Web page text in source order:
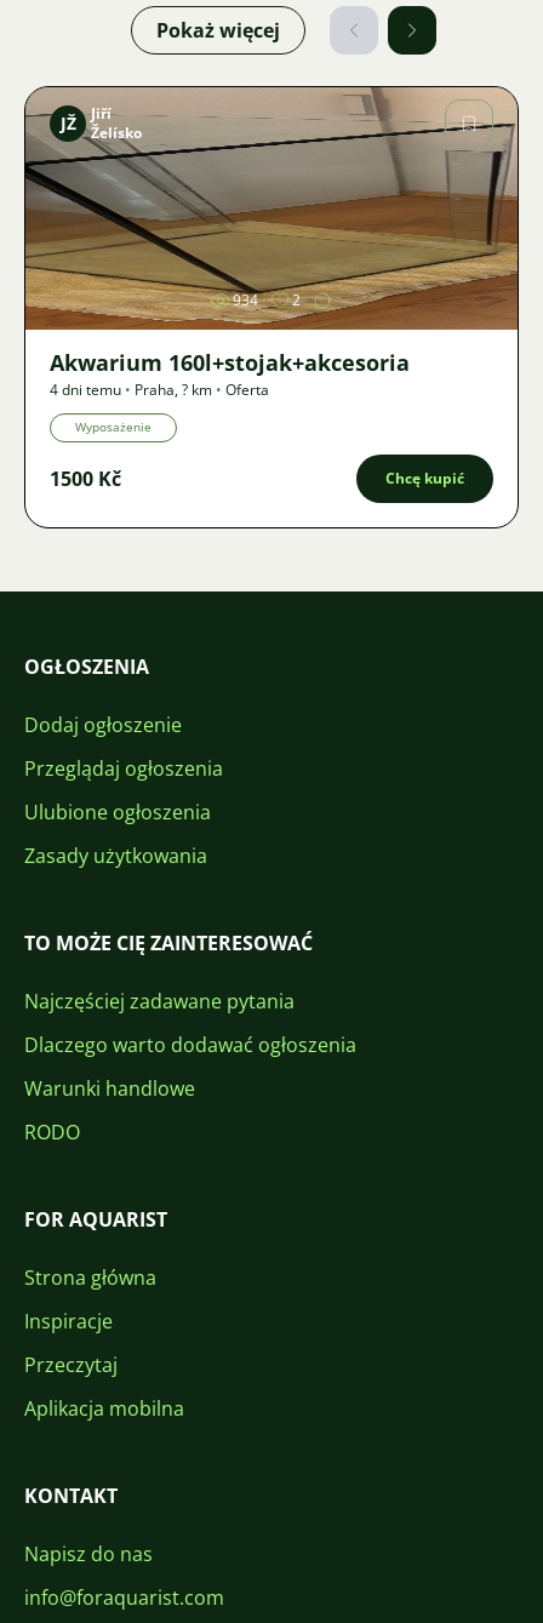
Pokaż więcej
Zdjęcie
JŽ
Jiří
Želísko
934 2
Akwarium 160l+stojak+akcesoria
4 dni temu • Praha,? km • Oferta
Wyposażenie
1500 Kč Chcę kupić
OGŁOSZENIA
Dodaj ogłoszenie
Przeglądaj ogłoszenia
Ulubione ogłoszenia
Zasady użytkowania
TO MOŻE CIĘ ZAINTERESOWAĆ
Najczęściej zadawane pytania
Dlaczego warto dodawać ogłoszenia
Warunki handlowe
RODO
FOR AQUARIST
Strona główna
Inspiracje
Przeczytaj
Aplikacja mobilna
KONTAKT
Napisz do nas
info@foraquarist.com